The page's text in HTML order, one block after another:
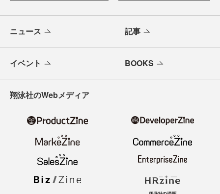
ニュース 記事
イベント BOOKS
翔泳社のWebメディア